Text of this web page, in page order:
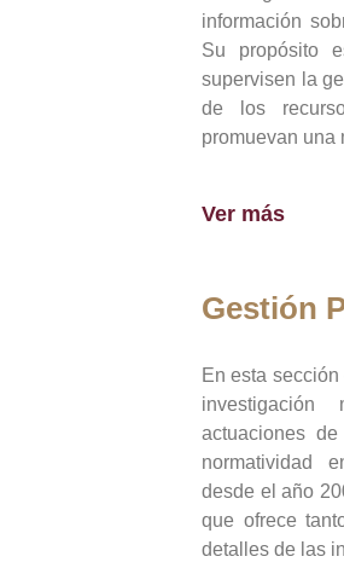
información
Su propósito
supervisen la
de los
promuevan una
Ver más
Gestión
En esta
actuaciones
normatividad
desde el año
que ofrece
detalles de las